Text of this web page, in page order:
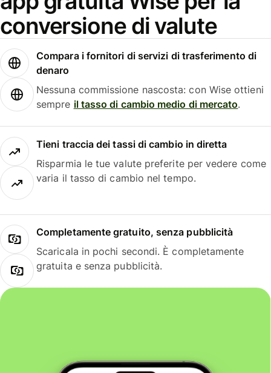
conversione di valute
Compara i fornitori di servizi di trasferimento di
denaro
Nessuna commissione nascosta: con Wise ottieni
sempre il tasso di cambio medio di mercato.
Tieni traccia dei tassi di cambio in diretta
Risparmia le tue valute preferite per vedere come
varia il tasso di cambio nel tempo.
Completamente gratuito, senza pubblicità
Scaricala in pochi secondi. È completamente
gratuita e senza pubblicità.